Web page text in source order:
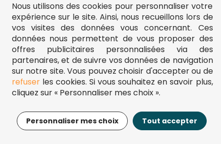
17,95€ Ajouter au panier
** Frais d'envoi = 6,95 € (France) / gratuit à partir de 45 €.
fou-de-puzzle.com : le site référence pour acheter des puzzles de
qualité à bon prix.
© Fou-de-puzzle.com 2011 - 2026
Nous utilisons des cookies pour personnaliser votre
expérience sur le site. Ainsi, nous recueillons lors de
vos visites des données vous concernant. Ces
données nous permettent de vous proposer des
offres publicitaires personnalisées via des
partenaires, et de suivre vos données de navigation
sur notre site. Vous pouvez choisir d'accepter ou de
refuserles cookies. Si vous souhaitez en savoir plus,
cliquez sur « Personnaliser mes choix ».
Personnaliser mes choix Tout accepter